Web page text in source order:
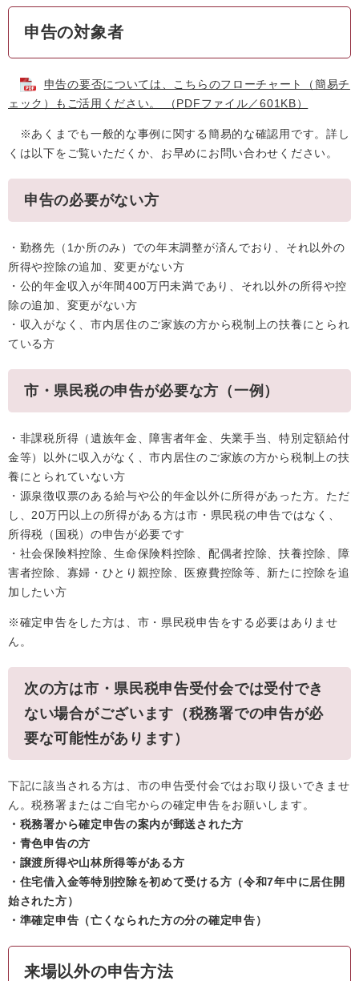
申告の対象者
申告の要否については、こちらのフローチャート（簡易チ
ェック）もご活用ください。 （PDFファイル／601KB）
※あくまでも一般的な事例に関する簡易的な確認用です。詳し
くは以下をご覧いただくか、お早めにお問い合わせください。
申告の必要がない方
・勤務先（1か所のみ）での年末調整が済んでおり、それ以外の
所得や控除の追加、変更がない方
・公的年金収入が年間400万円未満であり、それ以外の所得や控
除の追加、変更がない方
・収入がなく、市内居住のご家族の方から税制上の扶養にとられ
ている方
市・県民税の申告が必要な方（一例）
・非課税所得（遺族年金、障害者年金、失業手当、特別定額給付
金等）以外に収入がなく、市内居住のご家族の方から税制上の扶
養にとられていない方
・源泉徴収票のある給与や公的年金以外に所得があった方。ただ
し、20万円以上の所得がある方は市・県民税の申告ではなく、
所得税（国税）の申告が必要です
・社会保険料控除、生命保険料控除、配偶者控除、扶養控除、障
害者控除、寡婦・ひとり親控除、医療費控除等、新たに控除を追
加したい方
※確定申告をした方は、市・県民税申告をする必要はありませ
ん。
次の方は市・県民税申告受付会では受付でき
ない場合がございます（税務署での申告が必
要な可能性があります）
下記に該当される方は、市の申告受付会ではお取り扱いできませ
ん。税務署またはご自宅からの確定申告をお願いします。
・税務署から確定申告の案内が郵送された方
・青色申告の方
・譲渡所得や山林所得等がある方
・住宅借入金等特別控除を初めて受ける方（令和7年中に居住開
始された方）
・準確定申告（亡くなられた方の分の確定申告）
来場以外の申告方法